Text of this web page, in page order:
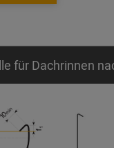
für Dachrinnen